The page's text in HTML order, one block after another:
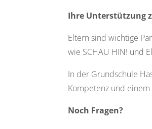
Ihre Unterstützung
Eltern sind wichtige
wie SCHAU HIN! und
In der Grundschule
Kompetenz und
Noch Fragen?